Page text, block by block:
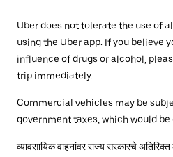
Uber does not tolerate the use of
using the Uber app. If you believe
influence of drugs or alcohol,
trip immediately.
Commercial vehicles may be
government taxes, which would
व्यावसायिक वाहनांवर राज्य सरकारचे